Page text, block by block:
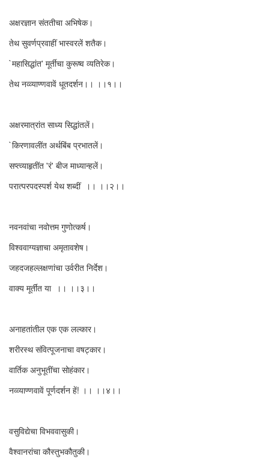
अक्षरज्ञान संततीचा अभिषेक।
तेथ सुवर्णप्रवाहीं भास्वरलें शतैक।
`महासिद्धांत' मूर्तीचा कुरूष्व व्यतिरेक।
तेथ नव्व्याण्णवावें धूतदर्शन।। ।।१।।
अक्षरमात्रांत साध्य सिद्धांतलें।
`किरणावलींत अर्थबिंब प्रभातलें।
सप्त्व्याहृतींत 'रं' बीज माध्यान्हलें।
परात्परपदस्पर्श येथ शब्दीं ।। ।।२।।
नवनवांचा नवोत्तम गुणोत्कर्ष।
विश्ववाग्यज्ञाचा अमृतावशेष।
जहदजहल्लक्षणांचा उर्वरीत निर्देश।
वाक्य मूर्तींत या ।। ।।३।।
अनाहतांतील एक एक लल्कार।
शरीरस्थ संवित्पूजनाचा वषट्कार।
वार्तिक अनुभूतींचा सोहंकार।
नव्व्याण्णवावें पूर्णदर्शन हें! ।। ।।४।।
वसुविद्येचा विभववासुकी।
वैश्वानरांचा कौस्तुभकौतुकी।